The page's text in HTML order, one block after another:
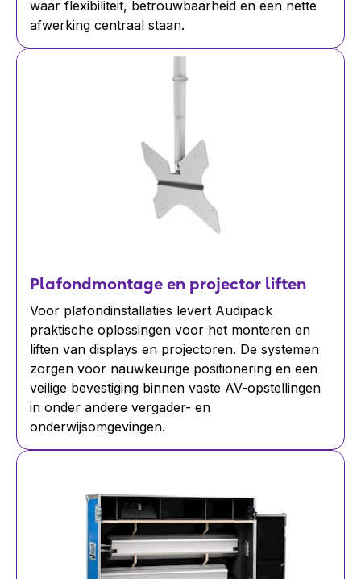
waar flexibiliteit, betrouwbaarheid en een nette
afwerking centraal staan.
Plafondmontage en projector liften
Voor plafondinstallaties levert Audipack
praktische oplossingen voor het monteren en
liften van displays en projectoren. De systemen
zorgen voor nauwkeurige positionering en een
veilige bevestiging binnen vaste AV-opstellingen
in onder andere vergader- en
onderwijsomgevingen.